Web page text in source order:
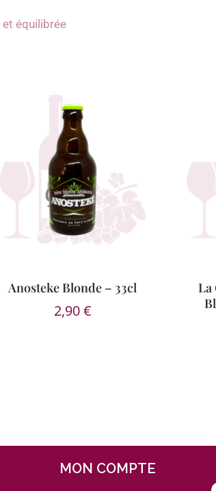
et équilibrée
Anosteke Blonde – 33cl
2,90€
La
MON COMPTE